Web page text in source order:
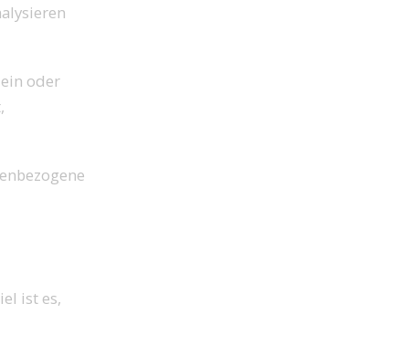
oder
ist es,